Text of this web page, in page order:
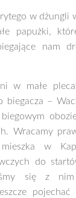
w dżungli
papużki,
nam
w małe
biegacza –
Wracamy
w
do
się z